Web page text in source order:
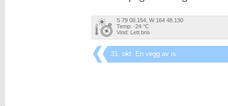
S 79 08.154, W 164 48.130
Temp: -24 °C
Vind: Lett bris
31. okt: En vegg av is